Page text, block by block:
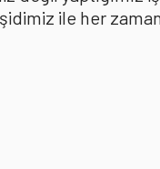
ile her zaman